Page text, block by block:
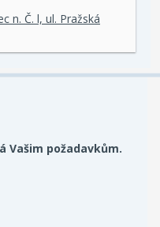
n. Č. l, ul. Pražská
Vašim požadavkům.